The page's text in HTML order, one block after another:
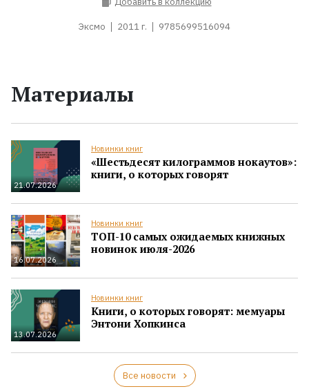
Эксмо 2011 г. 9785699516094
Материалы
21.07.2026
Новинки книг
«Шестьдесят килограммов нокаутов»:
книги, о которых говорят
16.07.2026
Новинки книг
ТОП-10 самых ожидаемых книжных
новинок июля-2026
13.07.2026
Новинки книг
Книги, о которых говорят: мемуары
Энтони Хопкинса
Все новости